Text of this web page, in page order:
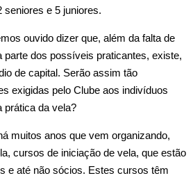
seniores e 5 juniores.
ouvido dizer que, além da falta de
parte dos possíveis praticantes, existe,
de capital. Serão assim tão
exigidas pelo Clube aos indivíduos
prática da vela?
muitos anos que vem organizando,
cursos de iniciação de vela, que estão
e até não sócios. Estes cursos têm